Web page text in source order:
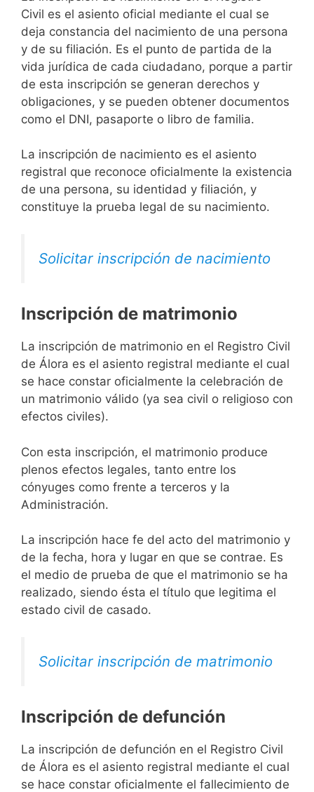
Civil es el asiento oficial mediante el cual se
deja constancia del nacimiento de una persona
y de su filiación. Es el punto de partida de la
vida jurídica de cada ciudadano, porque a partir
de esta inscripción se generan derechos y
obligaciones, y se pueden obtener documentos
como el DNI, pasaporte o libro de familia.
La inscripción de nacimiento es el asiento
registral que reconoce oficialmente la existencia
de una persona, su identidad y filiación, y
constituye la prueba legal de su nacimiento.
Solicitar inscripción de nacimiento
Inscripción de matrimonio
La inscripción de matrimonio en el Registro Civil
de Álora es el asiento registral mediante el cual
se hace constar oficialmente la celebración de
un matrimonio válido (ya sea civil o religioso con
efectos civiles).
Con esta inscripción, el matrimonio produce
plenos efectos legales, tanto entre los
cónyuges como frente a terceros y la
Administración.
La inscripción hace fe del acto del matrimonio y
de la fecha, hora y lugar en que se contrae. Es
el medio de prueba de que el matrimonio se ha
realizado, siendo ésta el título que legitima el
estado civil de casado.
Solicitar inscripción de matrimonio
Inscripción de defunción
La inscripción de defunción en el Registro Civil
de Álora es el asiento registral mediante el cual
se hace constar oficialmente el fallecimiento de